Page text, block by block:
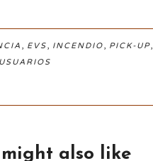
, EVS, INCENDIO, PICK-UP,
USUARIOS
might also like